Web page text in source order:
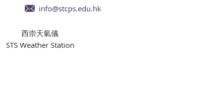
info@stcps.edu.hk
西崇天氣儀
STS Weather Station